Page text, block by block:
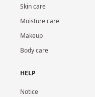
Skin care
Moisture care
Makeup
Body care
HELP
Notice